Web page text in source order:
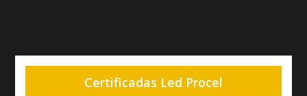
Certificadas Led Procel